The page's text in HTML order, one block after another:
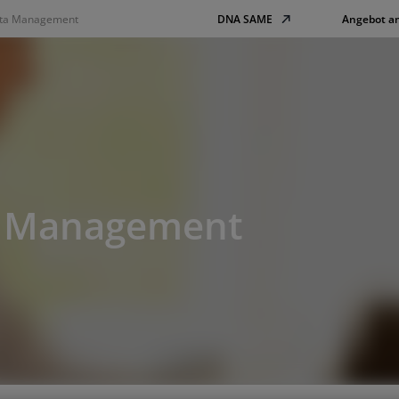
Management DNA SAME Angebot
Management